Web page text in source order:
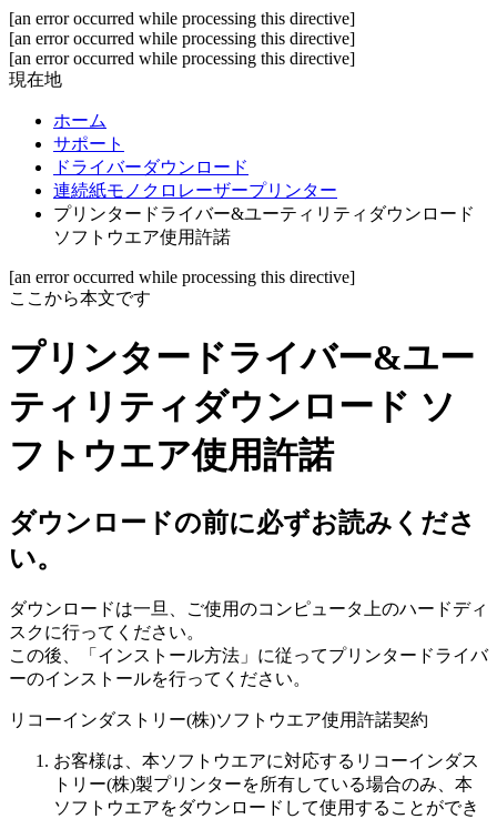
[an error occurred while processing this directive]
[an error occurred while processing this directive]
[an error occurred while processing this directive]
現在地
ホーム
サポート
ドライバーダウンロード
連続紙モノクロレーザープリンター
プリンタードライバー&ユーティリティダウンロード
ソフトウエア使用許諾
[an error occurred while processing this directive]
ここから本文です
プリンタードライバー&ユー
ティリティダウンロード ソ
フトウエア使用許諾
ダウンロードの前に必ずお読みくださ
い。
ダウンロードは一旦、ご使用のコンピュータ上のハードディ
スクに行ってください。
この後、「インストール方法」に従ってプリンタードライバ
ーのインストールを行ってください。
リコーインダストリー(株)ソフトウエア使用許諾契約
お客様は、本ソフトウエアに対応するリコーインダス
トリー(株)製プリンターを所有している場合のみ、本
ソフトウエアをダウンロードして使用することができ